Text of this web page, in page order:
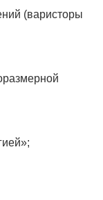
(варисторы